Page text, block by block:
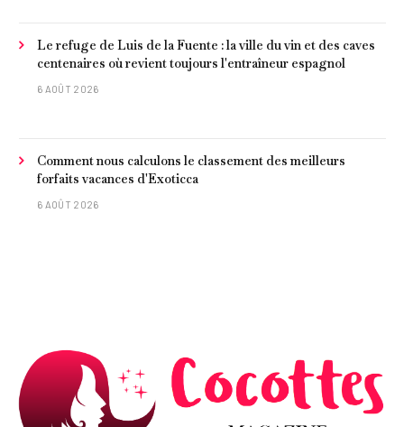
Le refuge de Luis de la Fuente : la ville du vin et des caves
centenaires où revient toujours l'entraîneur espagnol
6 AOÛT 2026
Comment nous calculons le classement des meilleurs
forfaits vacances d'Exoticca
6 AOÛT 2026